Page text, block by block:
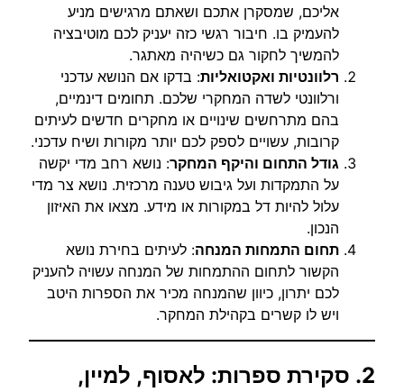
אליכם, שמסקרן אתכם ושאתם מרגישים מניע
להעמיק בו. חיבור רגשי כזה יעניק לכם מוטיבציה
להמשיך לחקור גם כשיהיה מאתגר.
רלוונטיות ואקטואליות: בדקו אם הנושא עדכני
ורלוונטי לשדה המחקרי שלכם. תחומים דינמיים,
בהם מתרחשים שינויים או מחקרים חדשים לעיתים
קרובות, עשויים לספק לכם יותר מקורות ושיח עדכני.
גודל התחום והיקף המחקר: נושא רחב מדי יקשה
על התמקדות ועל גיבוש טענה מרכזית. נושא צר מדי
עלול להיות דל במקורות או מידע. מצאו את האיזון
הנכון.
תחום התמחות המנחה: לעיתים בחירת נושא
הקשור לתחום ההתמחות של המנחה עשויה להעניק
לכם יתרון, כיוון שהמנחה מכיר את הספרות היטב
ויש לו קשרים בקהילת המחקר.
2. סקירת ספרות: לאסוף, למיין,